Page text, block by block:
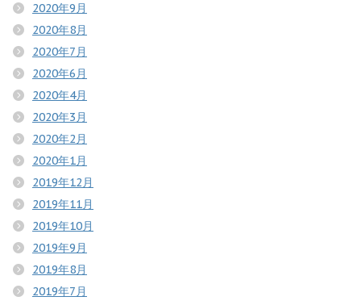
2020年9月
2020年8月
2020年7月
2020年6月
2020年4月
2020年3月
2020年2月
2020年1月
2019年12月
2019年11月
2019年10月
2019年9月
2019年8月
2019年7月